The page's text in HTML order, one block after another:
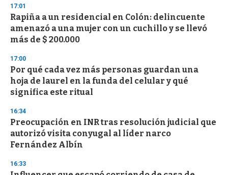
s
e
c
o
n
17:01
Rapiña a un residencial en Colón: delincuente
amenazó a una mujer con un cuchillo y se llevó
más de $ 200.000
17:00
Por qué cada vez más personas guardan una
hoja de laurel en la funda del celular y qué
significa este ritual
16:34
Preocupación en INR tras resolución judicial que
autorizó visita conyugal al líder narco
Fernández Albín
16:33